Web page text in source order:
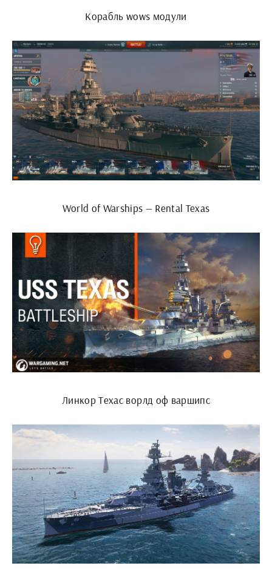
Корабль wows модули
World of Warships — Rental Texas
Линкор Техас ворлд оф варшипс